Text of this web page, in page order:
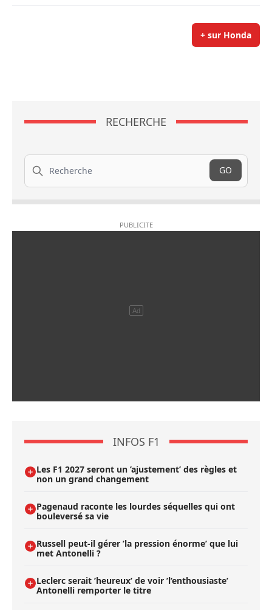
+ sur Honda
RECHERCHE
Recherche
GO
INFOS F1
Les F1 2027 seront un ’ajustement’ des règles et
non un grand changement
Pagenaud raconte les lourdes séquelles qui ont
bouleversé sa vie
Russell peut-il gérer ’la pression énorme’ que lui
met Antonelli ?
Leclerc serait ’heureux’ de voir ’l’enthousiaste’
Antonelli remporter le titre